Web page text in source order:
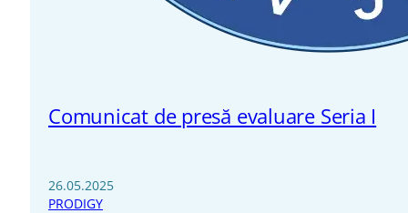
Comunicat de presă evaluare Seria I
26.05.2025
PRODIGY